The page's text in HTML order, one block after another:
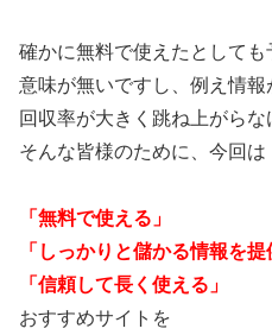
確かに無料で使えたとして
意味が無いですし、例え情
回収率が大きく跳ね上がらな
そんな皆様のために、今回は
「無料で使える」
「しっかりと儲かる情報を提
「信頼して長く使える」
おすすめサイトを